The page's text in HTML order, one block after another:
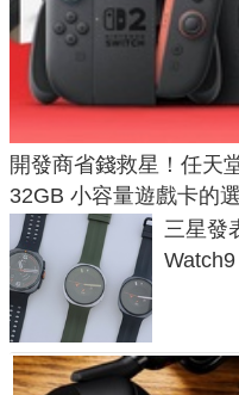
開發商省錢救星！任天
32GB 小容量遊戲卡的
三星發